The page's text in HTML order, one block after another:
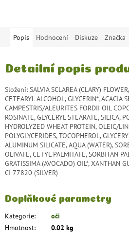
Popis Hodnocení Diskuze Značka
Detailní popis
Složení: SALVIA SCLAREA (CLARY)
CETEARYL ALCOHOL, GLYCERIN*, ACACIA
CAMPESTRIS/ALEURITES FORDII OIL
ROSINATE, GLYCERYL STEARATE, SILICA,
HYDROLYZED WHEAT PROTEIN, OLEIC/
POLYGLYCERIDES, TOCOPHEROL,
ALUMINUM SILICATE, AQUA (WATER),
OLIVATE, CETYL PALMITATE, SORBITAN
GRATISSIMA (AVOCADO) OIL*, XANTHAN
CI 77820 (SILVER)
Doplňkové parametry
Kategorie:
oči
Hmotnost:
0.02 kg